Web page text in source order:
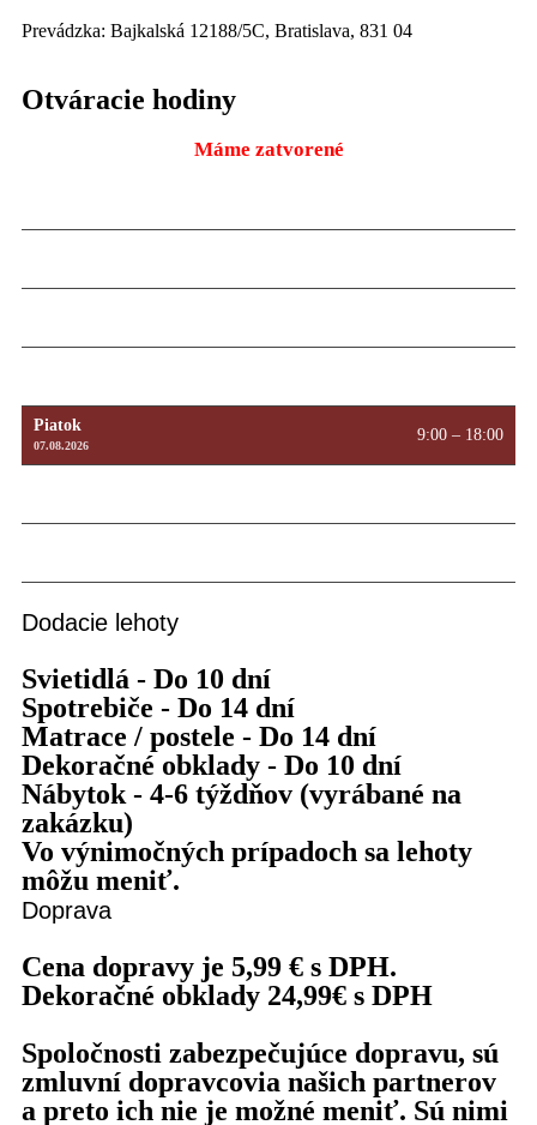
Prevádzka: Bajkalská 12188/5C, Bratislava, 831 04
Otváracie hodiny
Máme zatvorené
Piatok
07.08.2026
9:00 – 18:00
Dodacie lehoty
Svietidlá - Do 10 dní
Spotrebiče - Do 14 dní
Matrace / postele - Do 14 dní
Dekoračné obklady - Do 10 dní
Nábytok - 4-6 týždňov (vyrábané na
zakázku)
Vo výnimočných prípadoch sa lehoty
môžu meniť.
Doprava
Cena dopravy je 5,99 € s DPH.
Dekoračné obklady 24,99€ s DPH
Spoločnosti zabezpečujúce dopravu, sú
zmluvní dopravcovia našich partnerov
a preto ich nie je možné meniť. Sú nimi